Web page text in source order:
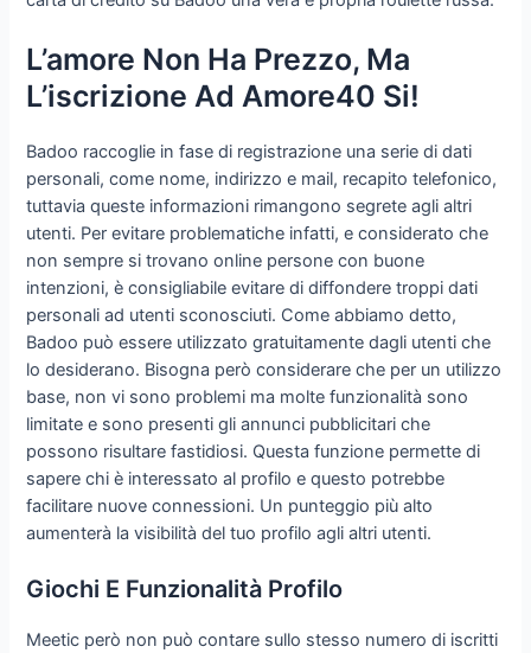
L’amore Non Ha Prezzo, Ma
L’iscrizione Ad Amore40 Si!
Badoo raccoglie in fase di registrazione una serie di dati
personali, come nome, indirizzo e mail, recapito telefonico,
tuttavia queste informazioni rimangono segrete agli altri
utenti. Per evitare problematiche infatti, e considerato che
non sempre si trovano online persone con buone
intenzioni, è consigliabile evitare di diffondere troppi dati
personali ad utenti sconosciuti. Come abbiamo detto,
Badoo può essere utilizzato gratuitamente dagli utenti che
lo desiderano. Bisogna però considerare che per un utilizzo
base, non vi sono problemi ma molte funzionalità sono
limitate e sono presenti gli annunci pubblicitari che
possono risultare fastidiosi. Questa funzione permette di
sapere chi è interessato al profilo e questo potrebbe
facilitare nuove connessioni. Un punteggio più alto
aumenterà la visibilità del tuo profilo agli altri utenti.
Giochi E Funzionalità Profilo
Meetic però non può contare sullo stesso numero di iscritti